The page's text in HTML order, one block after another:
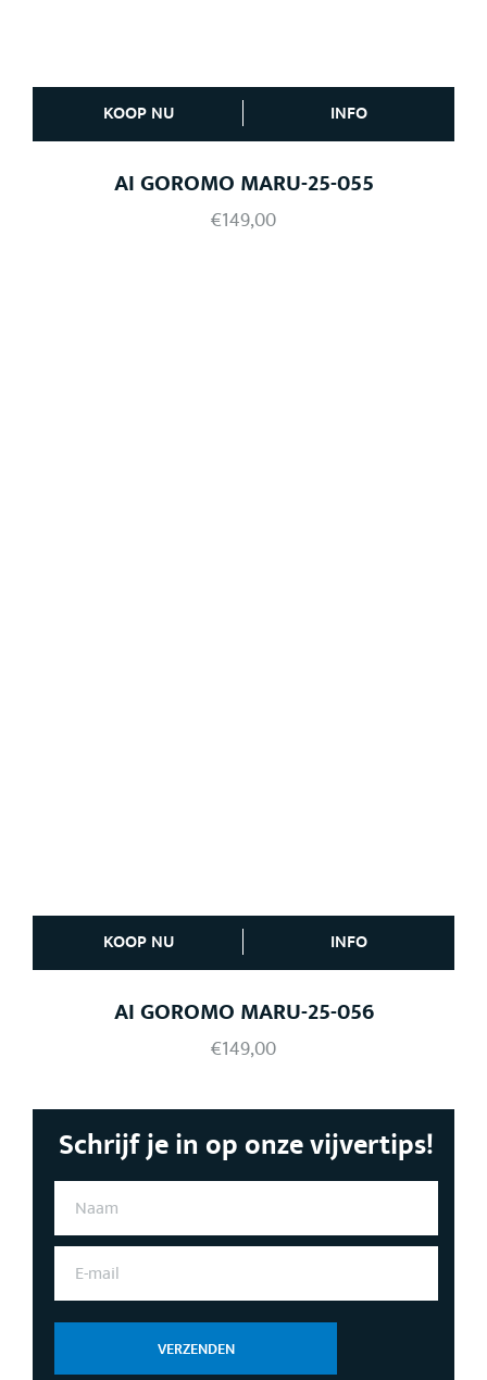
KOOP NU INFO
AI GOROMO MARU-25-055
€149,00
KOOP NU INFO
AI GOROMO MARU-25-056
€149,00
Schrijf je in op onze vijvertips!
N
M
E
A
I
VERZENDEN